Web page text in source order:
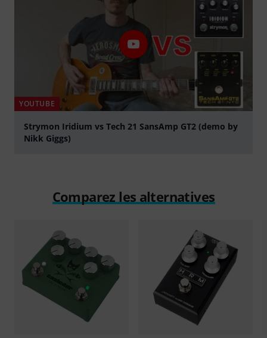
YOUTUBE
Strymon Iridium vs Tech 21 SansAmp GT2 (demo by
Nikk Giggs)
Comparez les alternatives